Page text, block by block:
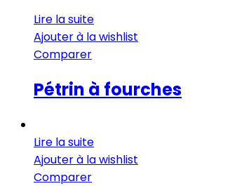
Lire la suite
Ajouter à la wishlist
Comparer
Pétrin à fourches
Lire la suite
Ajouter à la wishlist
Comparer